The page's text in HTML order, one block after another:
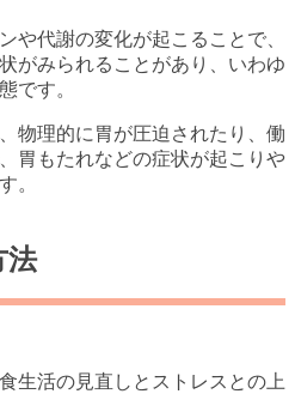
や代謝の変化が起こることで、
がみられることがあり、いわゆ
です。
物理的に胃が圧迫されたり、働
胃もたれなどの症状が起こりや
。
法
生活の見直しとストレスとの上